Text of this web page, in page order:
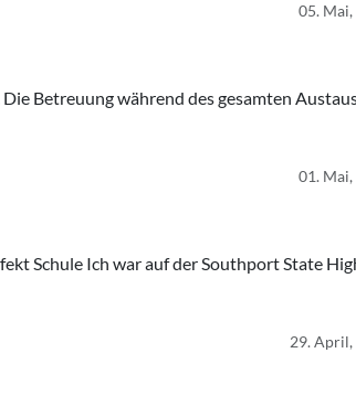
05.
Betreuung während des gesamten
01.
Schule Ich war auf der Southport State
29.